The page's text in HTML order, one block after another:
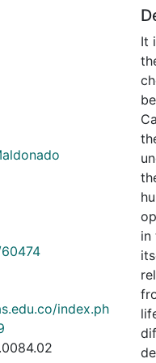
index.ph
It
in